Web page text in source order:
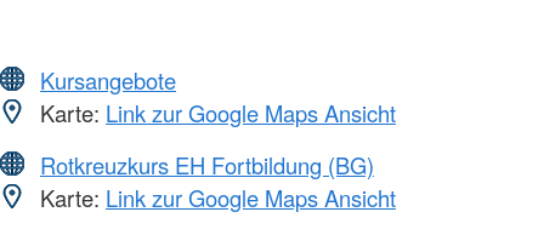
Kursangebote
Karte: Link zur Google Maps Ansicht
Rotkreuzkurs EH Fortbildung (BG)
Karte: Link zur Google Maps Ansicht